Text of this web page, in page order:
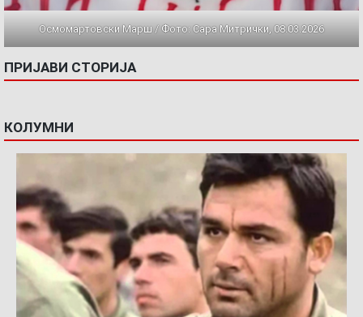
Осмомартовски Марш / Фото: Сара Митрички, 08.03.2026
ПРИЈАВИ СТОРИЈА
КОЛУМНИ